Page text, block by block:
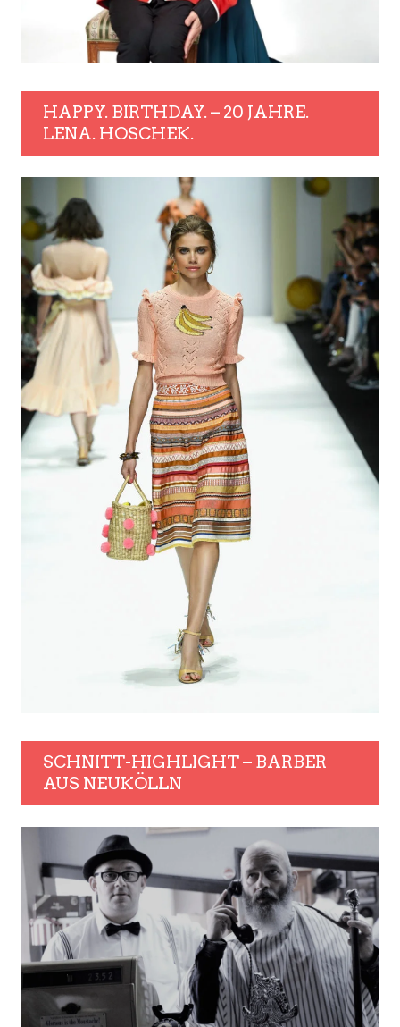
HAPPY. BIRTHDAY. – 20 JAHRE.
LENA. HOSCHEK.
SCHNITT-HIGHLIGHT – BARBER
AUS NEUKÖLLN